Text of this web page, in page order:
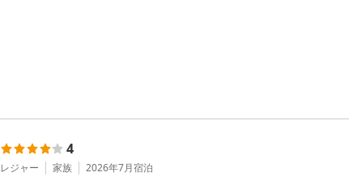
4
レジャー 家族 2026年7月宿泊